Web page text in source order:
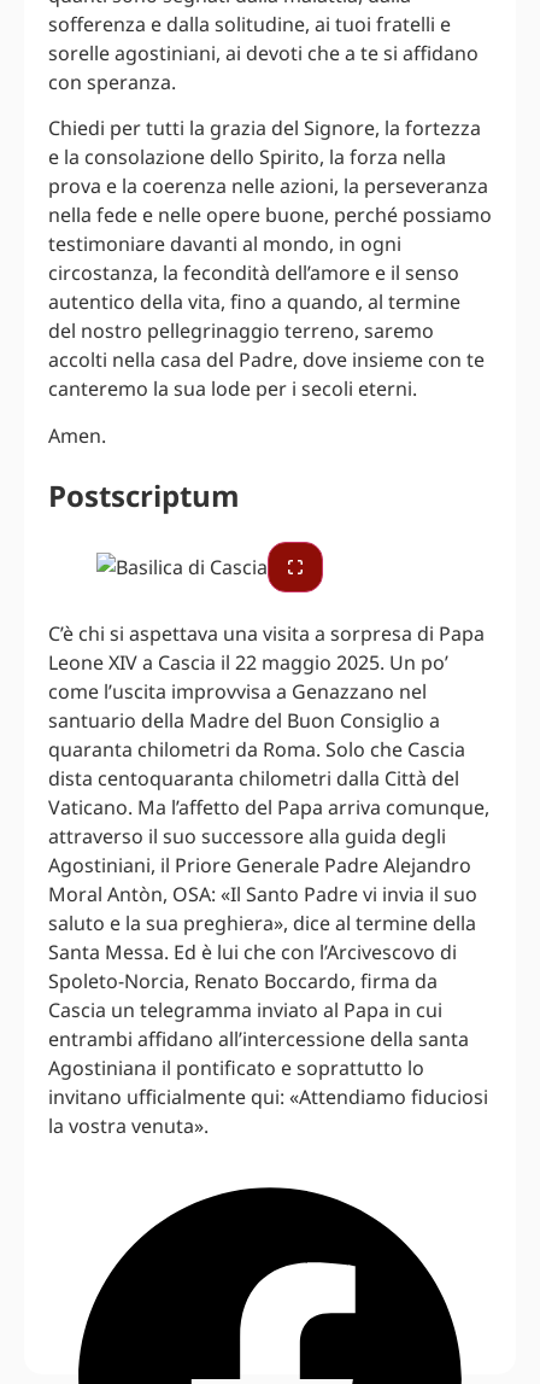
sofferenza e dalla solitudine, ai tuoi fratelli e
sorelle agostiniani, ai devoti che a te si affidano
con speranza.
Chiedi per tutti la grazia del Signore, la fortezza
e la consolazione dello Spirito, la forza nella
prova e la coerenza nelle azioni, la perseveranza
nella fede e nelle opere buone, perché possiamo
testimoniare davanti al mondo, in ogni
circostanza, la fecondità dell’amore e il senso
autentico della vita, fino a quando, al termine
del nostro pellegrinaggio terreno, saremo
accolti nella casa del Padre, dove insieme con te
canteremo la sua lode per i secoli eterni.
Amen.
Postscriptum
C’è chi si aspettava una visita a sorpresa di Papa
Leone XIV a Cascia il 22 maggio 2025. Un po’
come l’uscita improvvisa a Genazzano nel
santuario della Madre del Buon Consiglio a
quaranta chilometri da Roma. Solo che Cascia
dista centoquaranta chilometri dalla Città del
Vaticano. Ma l’affetto del Papa arriva comunque,
attraverso il suo successore alla guida degli
Agostiniani, il Priore Generale Padre Alejandro
Moral Antòn, OSA: «Il Santo Padre vi invia il suo
saluto e la sua preghiera», dice al termine della
Santa Messa. Ed è lui che con l’Arcivescovo di
Spoleto-Norcia, Renato Boccardo, firma da
Cascia un telegramma inviato al Papa in cui
entrambi affidano all’intercessione della santa
Agostiniana il pontificato e soprattutto lo
invitano ufficialmente qui: «Attendiamo fiduciosi
la vostra venuta».